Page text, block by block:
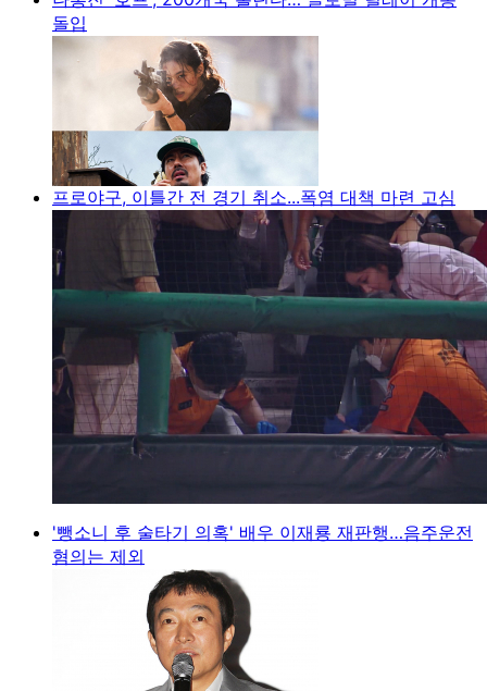
돌입
프로야구, 이틀간 전 경기 취소...폭염 대책 마련 고심
'뺑소니 후 술타기 의혹' 배우 이재룡 재판행…음주운전
혐의는 제외